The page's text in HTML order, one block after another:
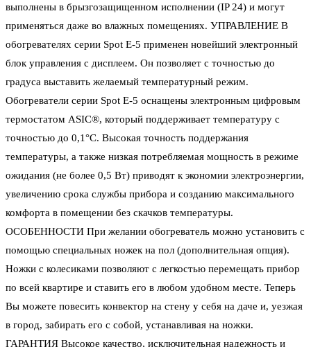
выполнены в брызгозащищенном исполнении (IP 24) и могут
применяться даже во влажных помещениях. УПРАВЛЕНИЕ В
обогревателях серии Spot Е-5 применен новейший электронный
блок управления с дисплеем. Он позволяет с точностью до
градуса выставить желаемый температурный режим.
Обогреватели серии Spot Е-5 оснащены электронным цифровым
термостатом ASIC®, который поддерживает температуру с
точностью до 0,1°С. Высокая точность поддержания
температуры, а также низкая потребляемая мощность в режиме
ожидания (не более 0,5 Вт) приводят к экономии электроэнергии,
увеличению срока службы прибора и созданию максимального
комфорта в помещении без скачков температуры.
ОСОБЕННОСТИ При желании обогреватель можно установить с
помощью специальных ножек на пол (дополнительная опция).
Ножки с колесиками позволяют с легкостью перемещать прибор
по всей квартире и ставить его в любом удобном месте. Теперь
Вы можете повесить конвектор на стену у себя на даче и, уезжая
в город, забирать его с собой, устанавливая на ножки.
ГАРАНТИЯ Высокое качество, исключительная надежность и